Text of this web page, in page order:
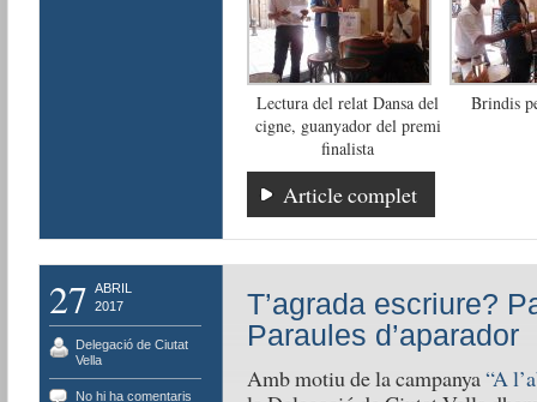
Lectura del relat Dansa del
cigne, guanyador del premi
finalista
Brindis
Article complet
27 ABRIL
2017
Delegació de Ciutat
Vella
No hi ha comentaris
T’agrada escriure?
Paraules d’aparador
Amb motiu de la campanya“A